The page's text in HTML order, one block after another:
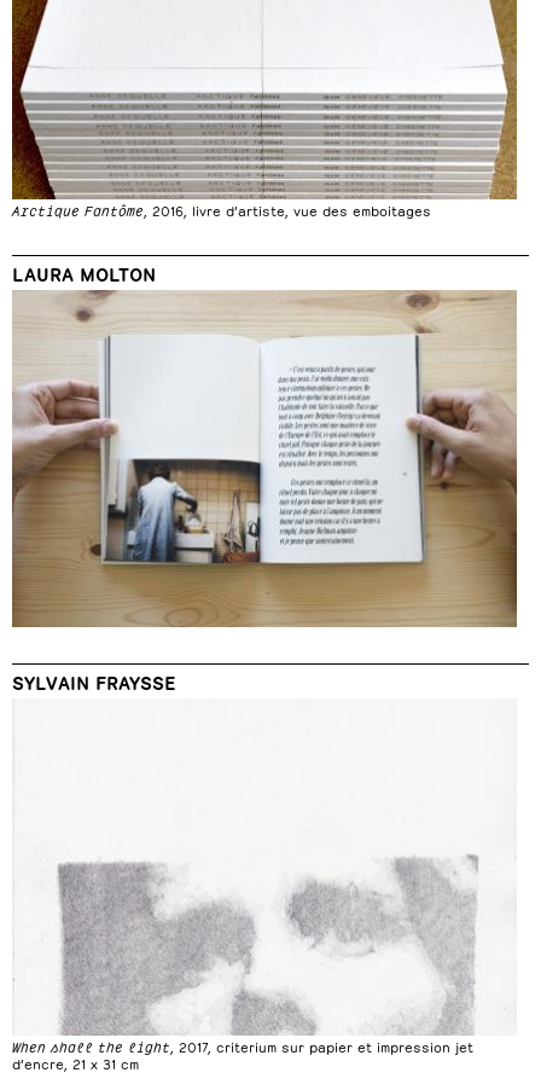
Arctique Fantôme, 2016, livre d’artiste, vue des emboitages
LAURA MOLTON
SYLVAIN FRAYSSE
When shall the light , 2017, criterium sur papier et impression jet
d’encre, 21 x 31 cm